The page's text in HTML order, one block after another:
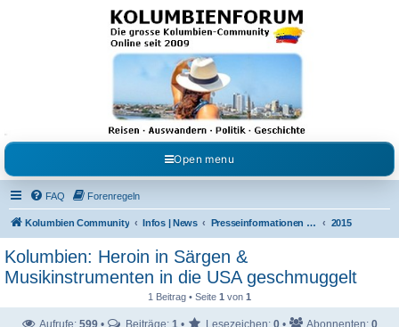
Kolumbienforum - Das
grosse Forum der
Freunde Kolumbiens
Reisen, Auswandern, Kultur, Politik, Geschichte und Visum in Kolumbien und Venezuela.
Austausch, Erfahrungen und Gemeinschaft im Kolumbienforum
Open menu
FAQ Forenregeln
Kolumbien Community Infos | News Presseinformationen & Neuigkeiten 2015
Kolumbien: Heroin in Särgen &
Musikinstrumenten in die USA geschmuggelt
1 Beitrag • Seite 1 von 1
Aufrufe: 599 • Beiträge: 1 • Lesezeichen: 0 • Abonnenten: 0